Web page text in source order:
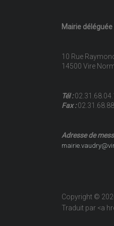
Mairie
10 Rue
14500 Vire
Tél :
Fax :
Adresse de
Copyright ©
Traduit par <a